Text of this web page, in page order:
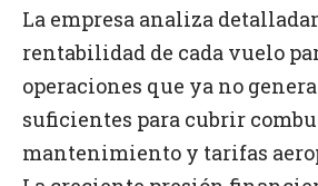
La empresa analiza
rentabilidad de cada vuelo
operaciones que ya no
suficientes para cubrir
mantenimiento y tarifas